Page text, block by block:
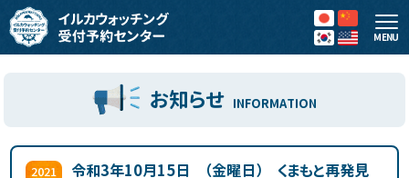
MENU
お知らせ INFORMATION
2021
令和3年10月15日 （金曜日） くまもと再発見